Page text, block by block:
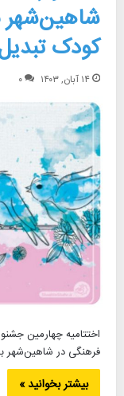
شاهین‌شهر
کودک
۱۴ آبان, ۱۴۰۳ ۰
اختتامیه چهارمین
فرهنگی در شاهین‌شهر
بیشتر بخوانید »